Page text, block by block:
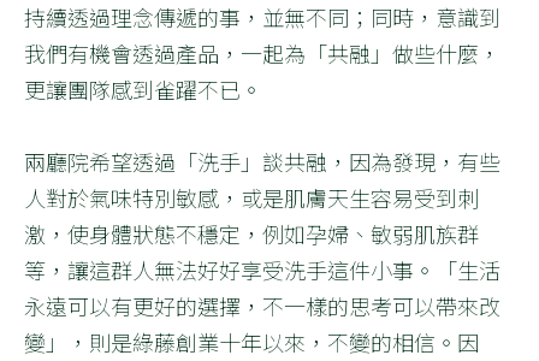
持續透過理念傳遞的事，並無不同；同時，意識到
我們有機會透過產品，一起為「共融」做些什麼，
更讓團隊感到雀躍不已。
兩廳院希望透過「洗手」談共融，因為發現，有些
人對於氣味特別敏感，或是肌膚天生容易受到刺
激，使身體狀態不穩定，例如孕婦、敏弱肌族群
等，讓這群人無法好好享受洗手這件小事。「生活
永遠可以有更好的選擇，不一樣的思考可以帶來改
變」，則是綠藤創業十年以來，不變的相信。因